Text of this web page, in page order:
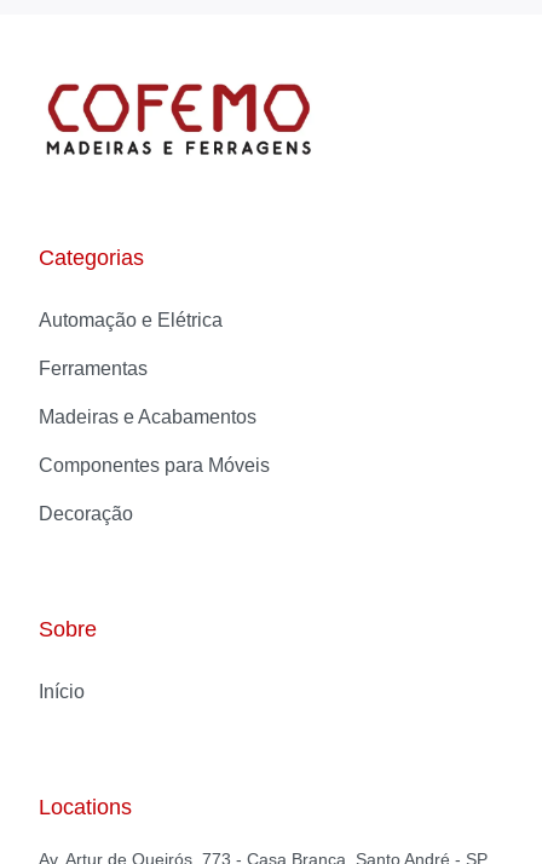
Categorias
Automação e Elétrica
Ferramentas
Madeiras e Acabamentos
Componentes para Móveis
Decoração
Sobre
Início
Locations
Av. Artur de Queirós, 773 - Casa Branca, Santo André - SP